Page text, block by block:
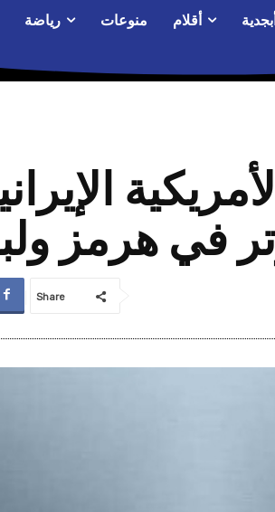
أبجدية أقلام منوعات رياضة
في هرمز
Share